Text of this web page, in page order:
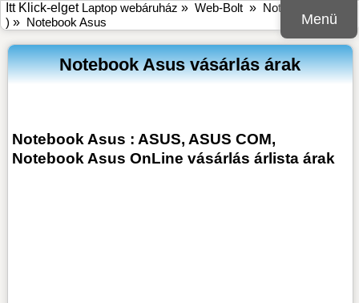
Menü
Itt Klick-elget Laptop webáruház » Web-Bolt » Notebook ( laptop
) » Notebook Asus
Notebook Asus vásárlás árak
Notebook Asus : ASUS, ASUS COM,
Notebook Asus OnLine vásárlás árlista árak